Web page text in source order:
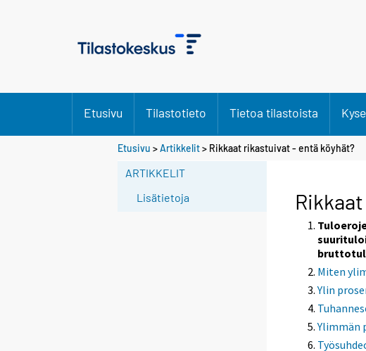
Etusivu Tilastotieto Tietoa tilastoista
Etusivu >Artikkelit> Rikkaat rikastuivat - entä köyhät?
ARTIKKELIT
Lisätietoja
Miten
Ylin
Ylimmän